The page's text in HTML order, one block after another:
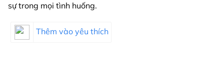
sự trong mọi tình huống.
Thêm vào yêu thích